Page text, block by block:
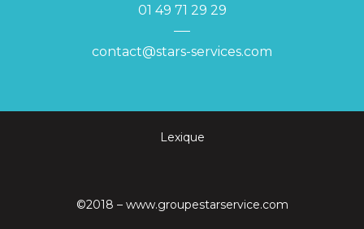
01 49 71 29 29
contact@stars-services.com
Lexique
©2018 – www.groupestarservice.com